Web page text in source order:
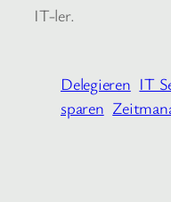
IT-ler.
Delegieren IT
sparen